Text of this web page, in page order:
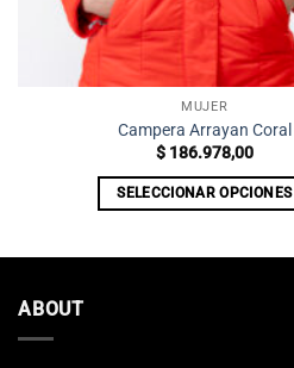
MUJER
Campera Arrayan Coral
$186.978,00
SELECCIONAR OPCIONES
ABOUT